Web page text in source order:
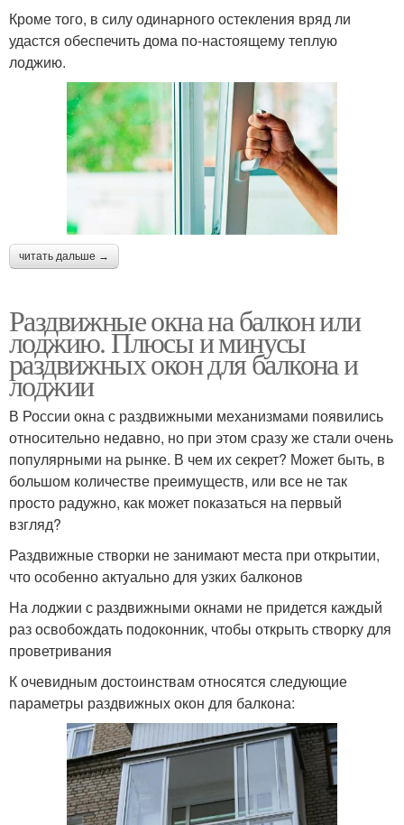
Кроме того, в силу одинарного остекления вряд ли
удастся обеспечить дома по-настоящему теплую
лоджию.
читать дальше →
Раздвижные окна на балкон или
лоджию. Плюсы и минусы
раздвижных окон для балкона и
лоджии
В России окна с раздвижными механизмами появились
относительно недавно, но при этом сразу же стали очень
популярными на рынке. В чем их секрет? Может быть, в
большом количестве преимуществ, или все не так
просто радужно, как может показаться на первый
взгляд?
Раздвижные створки не занимают места при открытии,
что особенно актуально для узких балконов
На лоджии с раздвижными окнами не придется каждый
раз освобождать подоконник, чтобы открыть створку для
проветривания
К очевидным достоинствам относятся следующие
параметры раздвижных окон для балкона: